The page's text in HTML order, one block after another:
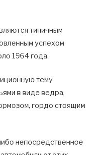
типичным
успехом
1964 года.
тему
в виде ведра,
гордо стоящим
непосредственное